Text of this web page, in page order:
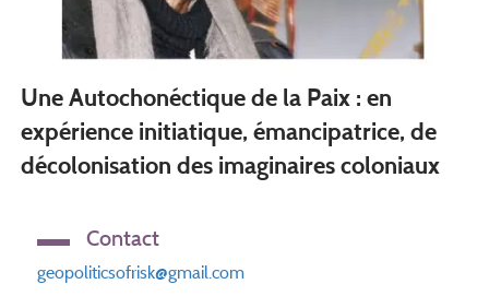
Une Autochonéctique de la Paix : en
expérience initiatique, émancipatrice, de
décolonisation des imaginaires coloniaux
Contact
geopoliticsofrisk@gmail.com